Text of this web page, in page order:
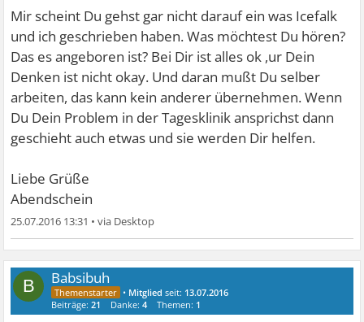
sonst was für Test gemacht ! (Nix gefunden). Kann man
sowas heilen und weg bekommen oder eher nicht? Ich
bin in eine Tagesklink aber da helfen die uns nicht
besonders also hab ich den Eindruck .. Naja egal ich
wollte jetzt selber mal paar Tipps holen oder Ratschläge
oder vielleicht sogar eine Hilfe..
ich bedanke mich schon
mal bei euch und hoffe irgendwer kann mir helfen....
Mir scheint Du gehst gar nicht darauf ein was Icefalk
und ich geschrieben haben. Was möchtest Du hören?
Das es angeboren ist? Bei Dir ist alles ok ,ur Dein
Denken ist nicht okay. Und daran mußt Du selber
arbeiten, das kann kein anderer übernehmen. Wenn
Du Dein Problem in der Tagesklinik ansprichst dann
geschieht auch etwas und sie werden Dir helfen.
Liebe Grüße
Abendschein
25.07.2016 13:31 •
B Babsibuh
• Mitglied seit: 13.07.2016
Beiträge:21 Danke:4 Themen: 1